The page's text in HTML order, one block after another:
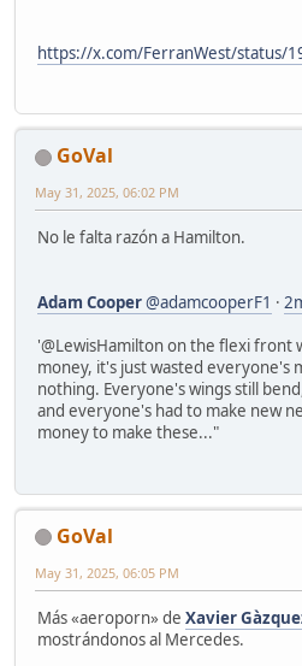
https://x.com/FerranWest/status/
GoVal
May 31, 2025, 06:02 PM
No le falta razón a Hamilton.
Adam Cooper@adamcooperF1 ·
'@LewisHamilton on the flexi front
money, it's just wasted everyone's
nothing. Everyone's wings still
and everyone's had to make new
money to make these..."
GoVal
May 31, 2025, 06:05 PM
Más «aeroporn» de Xavier
mostrándonos al Mercedes.